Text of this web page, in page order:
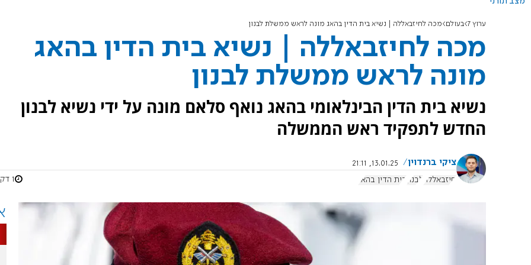
ערוץ 7 בעולם מכה לחיזבאללה | נשיא בית הדין בהאג מונה לראש ממשלת לבנון
מכה לחיזבאללה | נשיא בית הדין בהאג
מונה לראש ממשלת לבנון
נשיא בית הדין הבינלאומי בהאג נואף סלאם מונה על ידי נשיא לבנון
החדש לתפקיד ראש הממשלה
ציקי ברנדוין
13.01.25, 21:11
חיזבאללה
לבנון בית הדין בהאג 1 דקות